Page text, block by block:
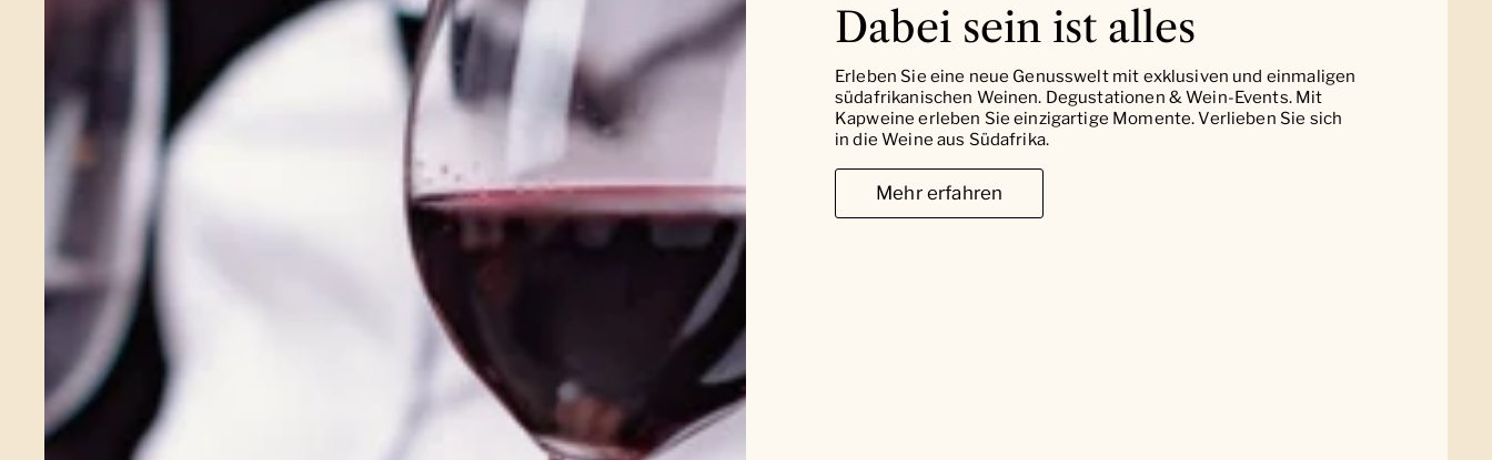
Dabei sein ist alles
Erleben Sie eine neue Genusswelt mit exklusiven und einmaligen
südafrikanischen Weinen. Degustationen & Wein-Events. Mit
Kapweine erleben Sie einzigartige Momente. Verlieben Sie sich
in die Weine aus Südafrika.
Mehr erfahren